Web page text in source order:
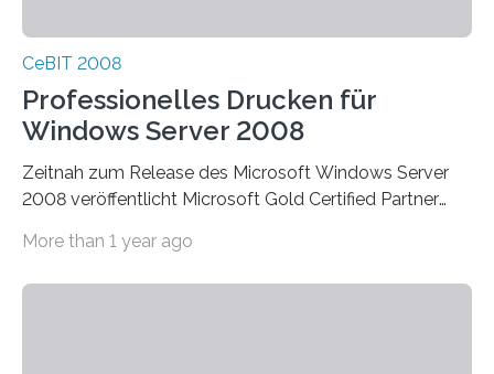
CeBIT 2008
Professionelles Drucken für
Windows Server 2008
Zeitnah zum Release des Microsoft Windows Server
2008 veröffentlicht Microsoft Gold Certified Partner
More than 1 year ago